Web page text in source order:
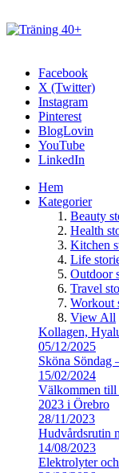
Facebook
X (Twitter)
Instagram
Pinterest
BlogLovin
YouTube
LinkedIn
Hem
Kategorier
Beauty
Health
Kitchen
Life
Outdoor
Travel
Workout
View All
Kollagen,
05/12/2025
Sköna Söndag
15/02/2024
Välkommen till
2023 i Örebro
28/11/2023
Hudvårdsrutin
14/08/2023
Elektrolyter